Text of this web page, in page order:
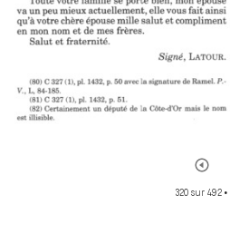
320 sur 492•